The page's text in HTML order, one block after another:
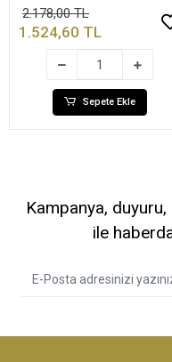
2.178,00 TL
1.524,60 TL
Sepete Ekle
Kampanya,
ile